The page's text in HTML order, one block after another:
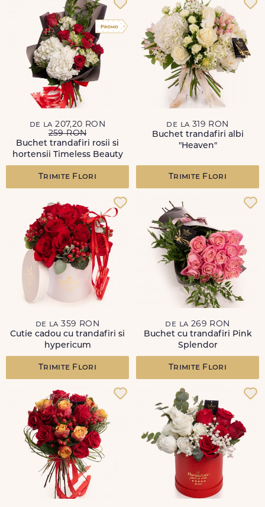
de la 207,20 RON
259 RON
Buchet trandafiri rosii si
hortensii Timeless Beauty
Trimite Flori
de la 319 RON
Buchet trandafiri albi
"Heaven"
Trimite Flori
de la 359 RON
Cutie cadou cu trandafiri si
hypericum
Trimite Flori
de la 269 RON
Buchet cu trandafiri Pink
Splendor
Trimite Flori